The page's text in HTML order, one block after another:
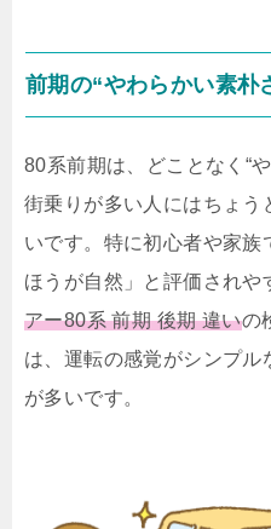
前期の“やわらかい素朴
80系前期は、どことなく“
街乗りが多い人にはちょう
いです。特に初心者や家
ほうが自然」と評価されや
アー80系 前期 後期 違いの
は、運転の感覚がシンプル
が多いです。